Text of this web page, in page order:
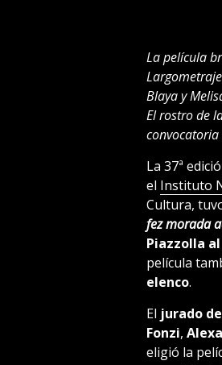
La película
Blaya y
El rostro de
La 37ª
el Instituto
Cultura,
fez morada
Piazzolla
película
elenco.
El jurado
Fonzi,
eligió la